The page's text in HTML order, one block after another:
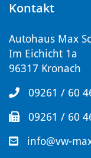
Kontakt
Autohaus Max
Im Eichicht 1a
96317 Kronach
09261 / 60
09261 / 60
info@vw-